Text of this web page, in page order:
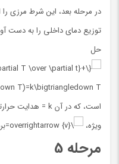
توزیع دمای داخلی را به دست
حل
ویژه،
مرحله 5